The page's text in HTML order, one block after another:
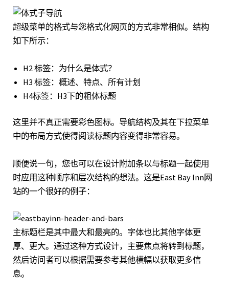
超级菜单的格式与您格式化网页的方式非常相似。结构
如下所示：
H2 标签：为什么是体式？
H3 标签：概述、特点、所有计划
H4标签：H3下的粗体标题
这里并不真正需要彩色图标。导航结构及其在下拉菜单
中的布局方式使得阅读标题内容变得非常容易。
顺便说一句，您也可以在设计附加条以与标题一起使用
时应用这种顺序和层次结构的想法。这是East Bay Inn网
站的一个很好的例子：
主标题栏是其中最大和最亮的。字体也比其他字体更
厚、更大。通过这种方式设计，主要焦点将转到标题，
然后访问者可以根据需要参考其他横幅以获取更多信
息。